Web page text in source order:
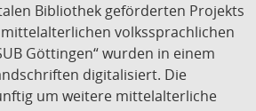
Bibliothek geförderten Projekts
volkssprachlichen
Göttingen“ wurden in einem
digitalisiert. Die
um weitere mittelalterliche